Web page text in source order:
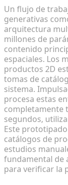
Un flujo de
generativas
arquitectura
millones de
contenido
espaciales. Los
productos 2D
tomas de
sistema.
procesa estas
completamente
segundos,
Este
catálogos de
estudios
fundamental de
para verificar la